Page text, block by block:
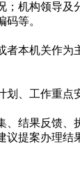
；机构领导
等。
者本机关作
、工作重点
、结果反馈
议提案办理